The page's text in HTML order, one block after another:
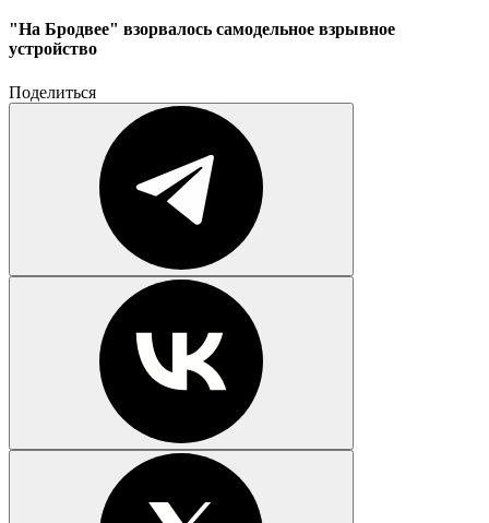
"На Бродвее" взорвалось самодельное взрывное
устройство
Поделиться